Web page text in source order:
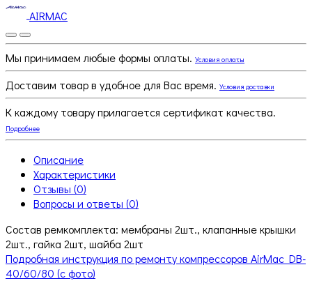
AIRMAC
Мы принимаем любые формы оплаты. Условия оплаты
Доставим товар в удобное для Вас время. Условия доставки
К каждому товару прилагается сертификат качества.
Подробнее
Описание
Характеристики
Отзывы (0)
Вопросы и ответы (0)
Состав ремкомплекта: мембраны 2шт., клапанные крышки
2шт., гайка 2шт, шайба 2шт
Подробная инструкция по ремонту компрессоров AirMac DB-
40/60/80 (с фото)